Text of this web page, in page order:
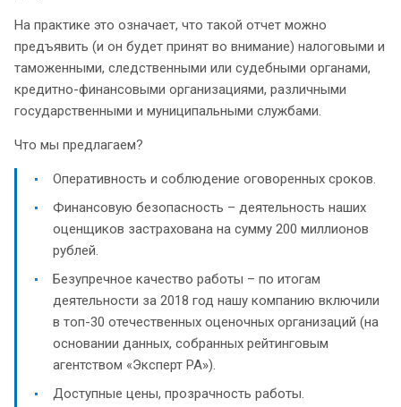
На практике это означает, что такой отчет можно
предъявить (и он будет принят во внимание) налоговыми и
таможенными, следственными или судебными органами,
кредитно-финансовыми организациями, различными
государственными и муниципальными службами.
Что мы предлагаем?
Оперативность и соблюдение оговоренных сроков.
Финансовую безопасность – деятельность наших
оценщиков застрахована на сумму 200 миллионов
рублей.
Безупречное качество работы – по итогам
деятельности за 2018 год нашу компанию включили
в топ-30 отечественных оценочных организаций (на
основании данных, собранных рейтинговым
агентством «Эксперт РА»).
Доступные цены, прозрачность работы.